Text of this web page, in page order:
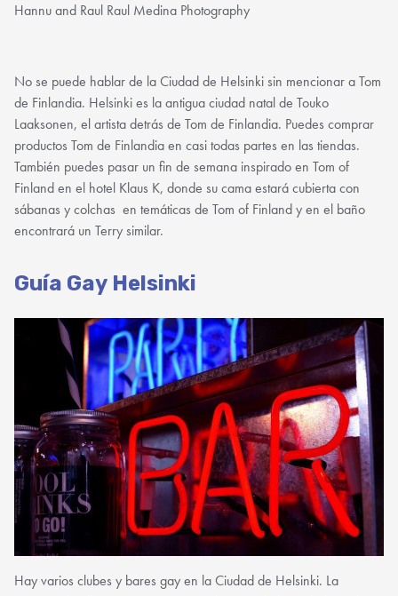
Hannu and Raul Raul Medina Photography
No se puede hablar de la Ciudad de Helsinki sin mencionar a Tom
de Finlandia. Helsinki es la antigua ciudad natal de Touko
Laaksonen, el artista detrás de Tom de Finlandia. Puedes comprar
productos Tom de Finlandia en casi todas partes en las tiendas.
También puedes pasar un fin de semana inspirado en Tom of
Finland en el hotel Klaus K, donde su cama estará cubierta con
sábanas y colchas en temáticas de Tom of Finland y en el baño
encontrará un Terry similar.
Guía Gay Helsinki
Hay varios clubes y bares gay en la Ciudad de Helsinki. La